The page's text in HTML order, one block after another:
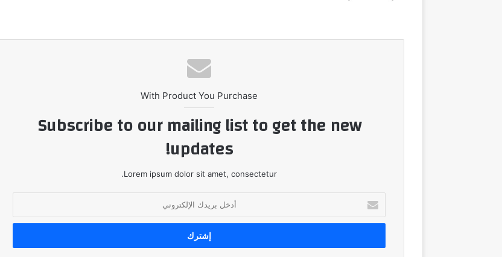
With Product You Purchase
Subscribe to our mailing list to get the new
updates!
Lorem ipsum dolor sit amet, consectetur.
بريدك
الإلكتروني